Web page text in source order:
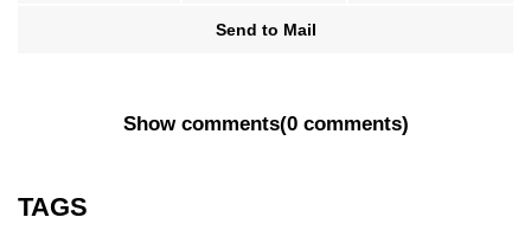
Send to Mail
Show comments(0 comments)
TAGS